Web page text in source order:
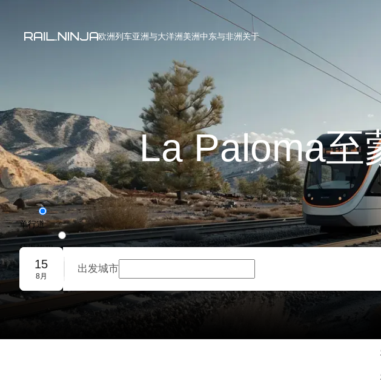
欧洲列车亚洲与大洋洲美洲中东与非洲关于
La Paloma至
单行道
往返旅程
团体预订
15
8月
出发城市